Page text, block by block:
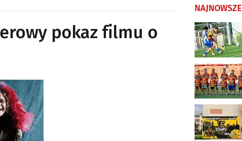
pokaz filmu o
NAJNOWSZE